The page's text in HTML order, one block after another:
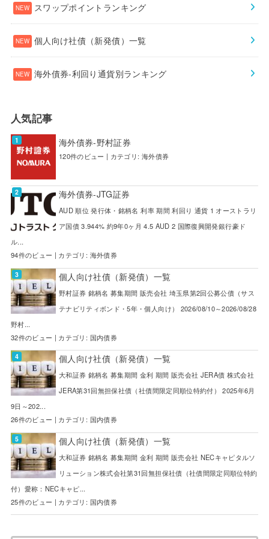
スワップポイントランキング
個人向け社債（新発債）一覧
海外債券-利回り通貨別ランキング
人気記事
海外債券-野村証券
120件のビュー | カテゴリ: 海外債券
海外債券-JTG証券
AUD 順位 発行体・銘柄名 利率 期間 利回り 通貨 1 オーストラリ
ア国債 3.944% 約9年0ヶ月 4.5 AUD 2 国際復興開発銀行豪ド
ル...
94件のビュー | カテゴリ: 海外債券
個人向け社債（新発債）一覧
野村証券 銘柄名 募集期間 販売会社 埼玉県第2回公募公債（サス
テナビリティボンド・5年・個人向け） 2026/08/10～2026/08/28
野村...
32件のビュー | カテゴリ: 国内債券
個人向け社債（新発債）一覧
大和証券 銘柄名 募集期間 金利 期間 販売会社 JERA債 株式会社
JERA第31回無担保社債（社債間限定同順位特約付） 2025年6月
9日～202...
26件のビュー | カテゴリ: 国内債券
個人向け社債（新発債）一覧
大和証券 銘柄名 募集期間 金利 期間 販売会社 NECキャピタルソ
リューション株式会社第31回無担保社債（社債間限定同順位特約
付）愛称：NECキャピ...
25件のビュー | カテゴリ: 国内債券